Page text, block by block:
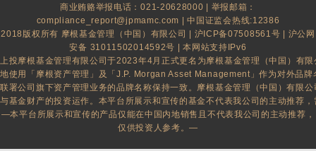
商业贿赂举报电话：021-20628000 | 举报邮箱：
compliance_report@jpmamc.com
| 中国证监会热线:12386
2018版权所有 摩根基金管理（中国）有限公司 | 沪ICP备07508561号
沪公网
安备 31011502014592号
| 本网站支持IPv6
上投摩根基金管理有限公司于2023年4月正式更名为摩根基金管理（中国）有
地使用「摩根资产管理」及「J.P. Morgan Asset Management」作为对外品
联署公司旗下资产管理业务的品牌名称保持一致。摩根基金管理（中国）有限
与基金财产的投资运作。本平台所展示和宣传的基金不代表我公司的主动推荐
—本平台所展示和宣传的产品仅能在中国内地销售且不代表我公司的主动推荐，
仅供投资人参考。—